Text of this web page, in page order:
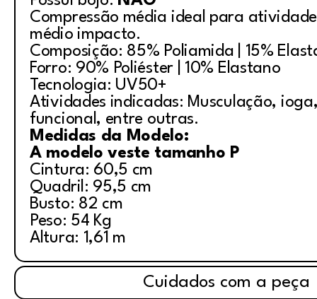
Compressão média ideal para
médio impacto.
Composição: 85% Poliamida | 15%
Forro: 90% Poliéster | 10% Elastano
Tecnologia: UV50+
Atividades indicadas: Musculação,
funcional, entre outras.
Medidas da Modelo:
A modelo veste tamanho P
Cintura: 60,5 cm
Quadril: 95,5 cm
Busto: 82 cm
Peso: 54 Kg
Altura: 1,61 m
Cuidados com a peça